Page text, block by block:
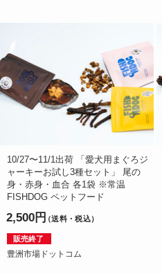
10/27〜11/1出荷 「愛犬用まぐろジ
ャーキーお試し3種セット」 尾の
身・赤身・血合 各1袋 ※常温
FISHDOG ペットフード
2,500円（送料・税込）
販売終了
豊洲市場ドットコム